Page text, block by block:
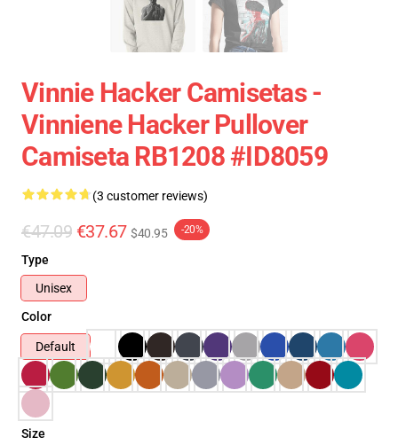
Vinnie Hacker Camisetas -
Vinniene Hacker Pullover
Camiseta RB1208 #ID8059
(3 customer reviews)
€47.09 €37.67 $40.95 -20%
Type
Unisex
Color
Default
Size